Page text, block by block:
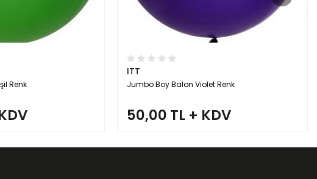
Renk
ITT
Jumbo Boy Balon Violet Renk
50,00 TL + KDV